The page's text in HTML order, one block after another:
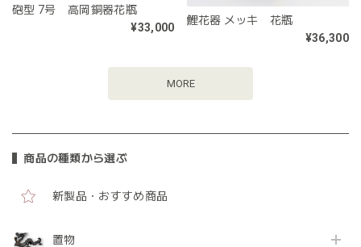
商品の種類から選ぶ
新製品・おすすめ商品
置物
砲型 7号 高岡銅器花瓶
¥33,000
鯉花器 メッキ 花瓶
¥36,300
MORE